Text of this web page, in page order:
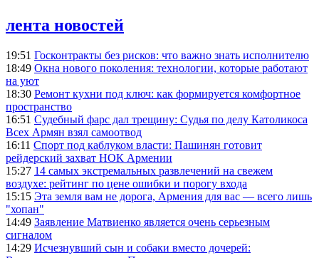
лента новостей
19:51 Госконтракты без рисков: что важно знать исполнителю
18:49 Окна нового поколения: технологии, которые работают
на уют
18:30 Ремонт кухни под ключ: как формируется комфортное
пространство
16:51 Судебный фарс дал трещину: Судья по делу Католикоса
Всех Армян взял самоотвод
16:11 Спорт под каблуком власти: Пашинян готовит
рейдерский захват НОК Армении
15:27 14 самых экстремальных развлечений на свежем
воздухе: рейтинг по цене ошибки и порогу входа
15:15 Эта земля вам не дорога, Армения для вас — всего лишь
"хопан"
14:49 Заявление Матвиенко является очень серьезным
сигналом
14:29 Исчезнувший сын и собаки вместо дочерей: